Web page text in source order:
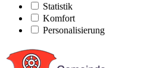
Statistik
Komfort
Personalisierung